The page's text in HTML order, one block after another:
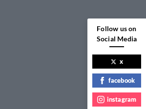
Follow us on
Social Media
x
facebook
instagram